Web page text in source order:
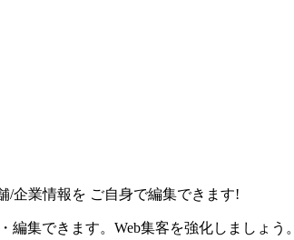
/企業情報を ご自身で編集できます!
集できます。Web集客を強化しましょう。